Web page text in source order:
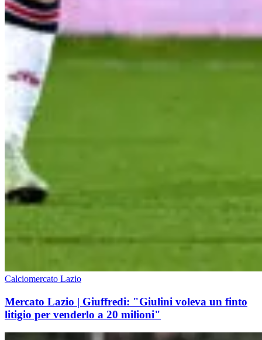
Calciomercato Lazio
Mercato Lazio | Giuffredi: "Giulini voleva un finto
litigio per venderlo a 20 milioni"